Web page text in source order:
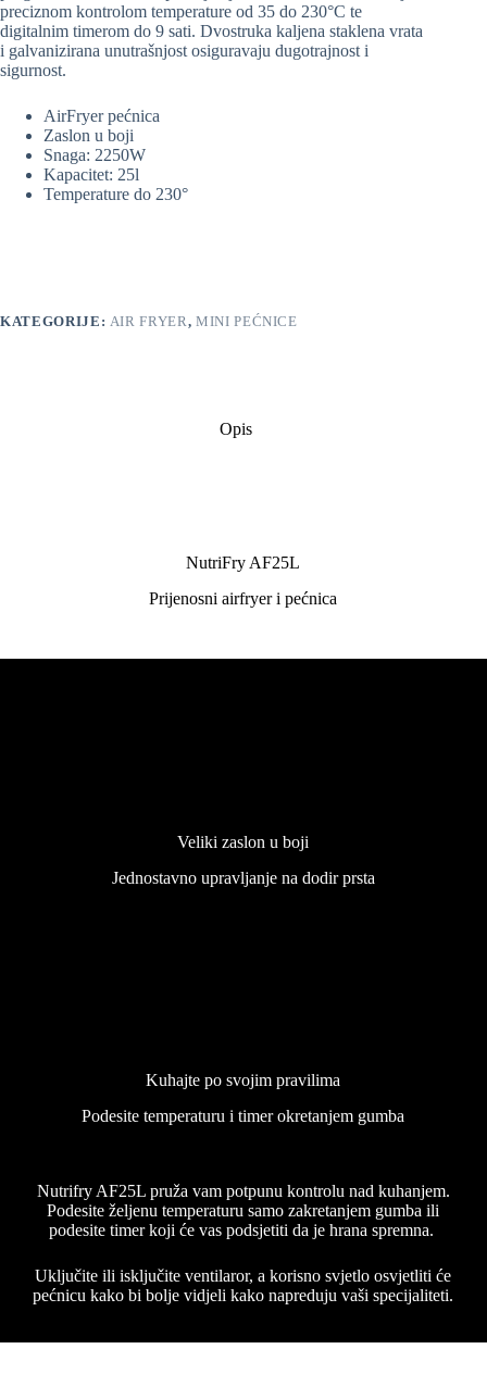
preciznom kontrolom temperature od 35 do 230°C te
digitalnim timerom do 9 sati. Dvostruka kaljena staklena vrata
i galvanizirana unutrašnjost osiguravaju dugotrajnost i
sigurnost.
AirFryer pećnica
Zaslon u boji
Snaga: 2250W
Kapacitet: 25l
Temperature do 230°
KATEGORIJE: AIR FRYER, MINI PEĆNICE
Opis
NutriFry AF25L
Prijenosni airfryer i pećnica
Veliki zaslon u boji
Jednostavno upravljanje na dodir prsta
Kuhajte po svojim pravilima
Podesite temperaturu i timer okretanjem gumba
Nutrifry AF25L pruža vam potpunu kontrolu nad kuhanjem.
Podesite željenu temperaturu samo zakretanjem gumba ili
podesite timer koji će vas podsjetiti da je hrana spremna.
Uključite ili isključite ventilaror, a korisno svjetlo osvjetliti će
pećnicu kako bi bolje vidjeli kako napreduju vaši specijaliteti.